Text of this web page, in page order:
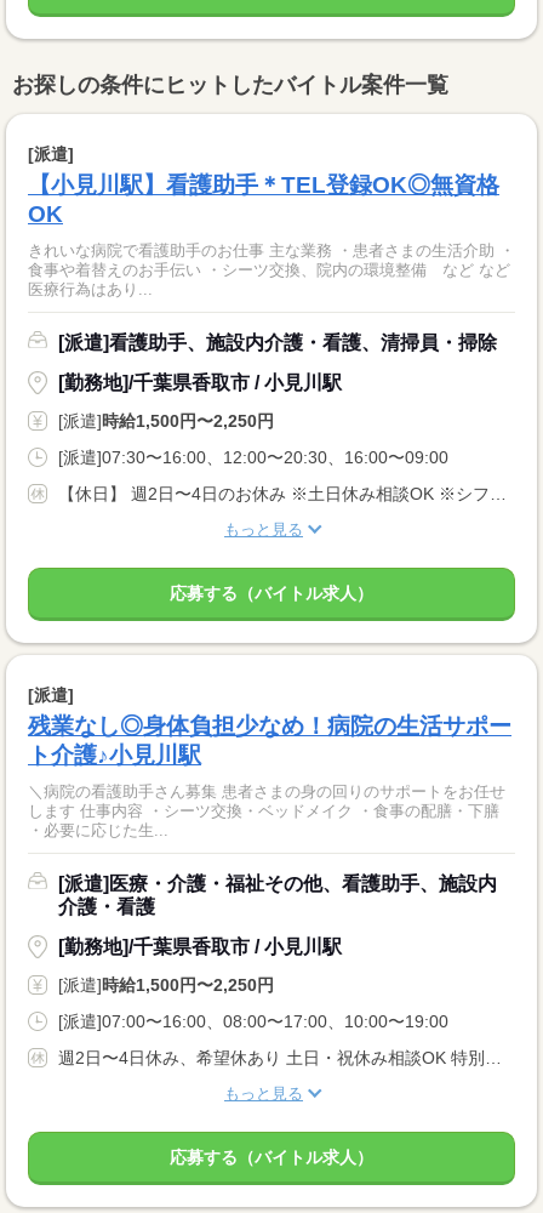
お探しの条件にヒットしたバイトル案件一覧
[派遣]
【小見川駅】看護助手＊TEL登録OK◎無資格
OK
きれいな病院で看護助手のお仕事 主な業務 ・患者さまの生活介助 ・
食事や着替えのお手伝い ・シーツ交換、院内の環境整備 など など
医療行為はあり...
[派遣]看護助手、施設内介護・看護、清掃員・掃除
[勤務地]/千葉県香取市 / 小見川駅
[派遣]時給1,500円〜2,250円
[派遣]07:30〜16:00、12:00〜20:30、16:00〜09:00
もっと見る
応募する（バイトル求人）
[派遣]
残業なし◎身体負担少なめ！病院の生活サポー
ト介護♪小見川駅
＼病院の看護助手さん募集 患者さまの身の回りのサポートをお任せ
します 仕事内容 ・シーツ交換・ベッドメイク ・食事の配膳・下膳
・必要に応じた生...
[派遣]医療・介護・福祉その他、看護助手、施設内
介護・看護
[勤務地]/千葉県香取市 / 小見川駅
[派遣]時給1,500円〜2,250円
[派遣]07:00〜16:00、08:00〜17:00、10:00〜19:00
もっと見る
応募する（バイトル求人）